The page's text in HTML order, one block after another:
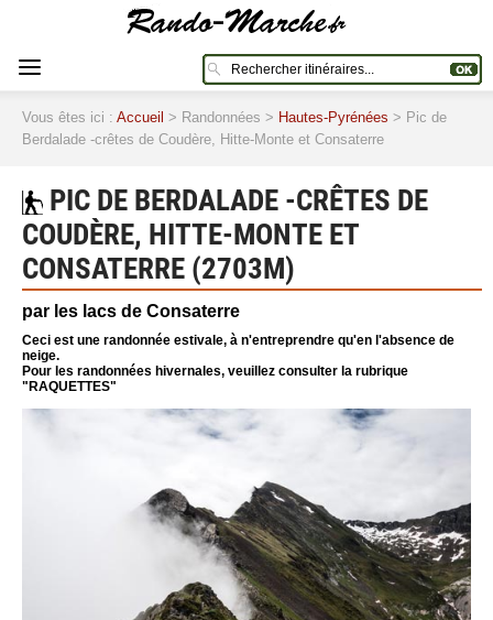
Vous êtes ici : Accueil > Randonnées > Hautes-Pyrénées > Pic de
Berdalade -crêtes de Coudère, Hitte-Monte et Consaterre
PIC DE BERDALADE -CRÊTES DE
COUDÈRE, HITTE-MONTE ET
CONSATERRE (2703M)
par les lacs de Consaterre
Ceci est une randonnée estivale, à n'entreprendre qu'en l'absence de
neige.
Pour les randonnées hivernales, veuillez consulter la rubrique
"RAQUETTES"